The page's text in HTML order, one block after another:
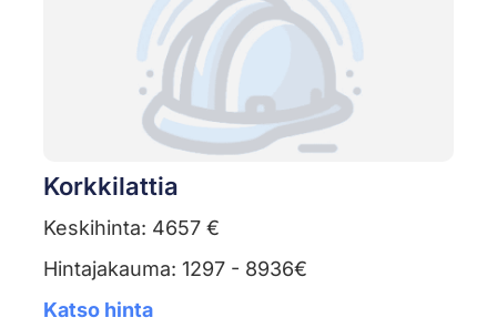
Korkkilattia
Keskihinta: 4657 €
Hintajakauma: 1297 - 8936€
Katso hinta